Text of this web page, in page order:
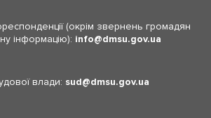
(окрім звернень громадян
інформацію): info dmsu.gov.ua
влади: sud dmsu.gov.ua